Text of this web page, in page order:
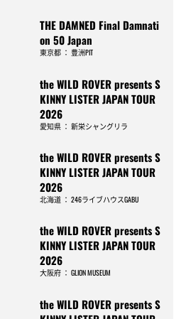
THE DAMNED Final Damnati
on 50 Japan
東京都 ：豊洲PIT
the WILD ROVER presents S
KINNY LISTER JAPAN TOUR
2026
愛知県 ：新栄シャングリラ
the WILD ROVER presents S
KINNY LISTER JAPAN TOUR
2026
北海道 ：246ライブハウスGABU
the WILD ROVER presents S
KINNY LISTER JAPAN TOUR
2026
大阪府 ：GLION MUSEUM
the WILD ROVER presents S